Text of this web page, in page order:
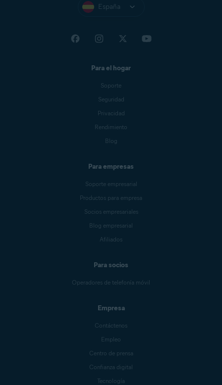
España
Para el hogar
Soporte
Seguridad
Privacidad
Rendimiento
Blog
Para empresas
Soporte empresarial
Productos para empresa
Socios empresariales
Blog empresarial
Afiliados
Para socios
Operadores de telefonía móvil
Empresa
Contáctenos
Empleo
Centro de prensa
Confianza digital
Tecnología